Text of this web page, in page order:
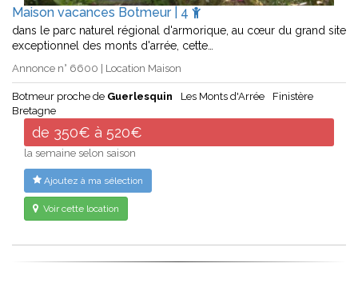
Maison vacances Botmeur | 4
dans le parc naturel régional d'armorique, au cœur du grand site
exceptionnel des monts d'arrée, cette…
Annonce n° 6600 | Location Maison
Botmeur proche de Guerlesquin Les Monts d'Arrée
Finistère
Bretagne
de 350€ à 520€
la semaine selon saison
Ajoutez à ma sélection
Voir cette location